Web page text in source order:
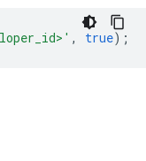
, true);